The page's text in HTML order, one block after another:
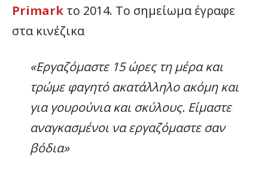
Primark το 2014. Το σημείωμα έγραφε
στα κινέζικα
«Εργαζόμαστε 15 ώρες τη μέρα και
τρώμε φαγητό ακατάλληλο ακόμη και
για γουρούνια και σκύλους. Είμαστε
αναγκασμένοι να εργαζόμαστε σαν
βόδια»